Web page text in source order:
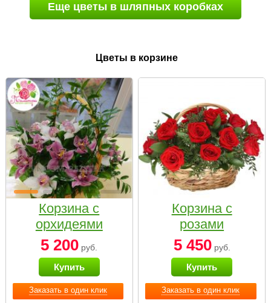
Еще цветы в шляпных коробках
Цветы в корзине
Заказать в один клик
Корзина с
орхидеями
малая
5 200 руб.
Купить
Заказать в один клик
Корзина с
розами
«Красный
Париж»
5 450руб.
Купить